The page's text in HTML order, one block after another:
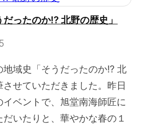
ったのか!? 北野の歴史」
地域史「そうだったのか!? 北
せていただきました。昨日
ベントで、旭堂南海師匠に
いたりと、華やかな春の１